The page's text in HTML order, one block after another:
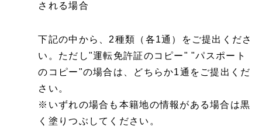
される場合
下記の中から、2種類（各1通）をご提出くださ
い。ただし"運転免許証のコピー" "パスポート
のコピー"の場合は、どちらか1通をご提出くだ
さい。
※いずれの場合も本籍地の情報がある場合は黒
く塗りつぶしてください。